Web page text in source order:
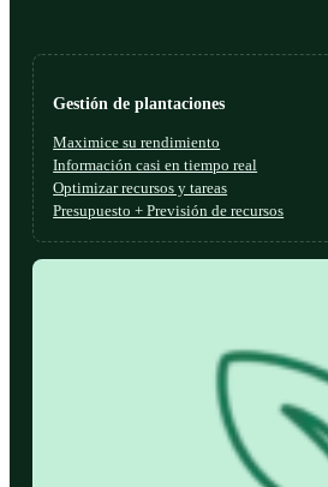
Gestión de plantaciones
Maximice su rendimiento
Información casi en tiempo real
Optimizar recursos y tareas
Presupuesto + Previsión de recursos